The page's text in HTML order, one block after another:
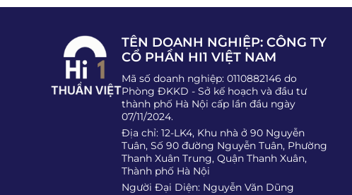
TÊN DOANH NGHIỆP: CÔNG TY
CỔ PHẦN HI1 VIỆT NAM
Mã số doanh nghiệp: 0110882146 do
Phòng ĐKKD - Sở kế hoạch và đầu tư
thành phố Hà Nội cấp lần đầu ngày
07/11/2024.
Địa chỉ: 12-LK4, Khu nhà ở 90 Nguyễn
Tuân, Số 90 đường Nguyễn Tuân, Phường
Thanh Xuân Trung, Quận Thanh Xuân,
Thành phố Hà Nội
Người Đại Diện: Nguyễn Văn Dũng